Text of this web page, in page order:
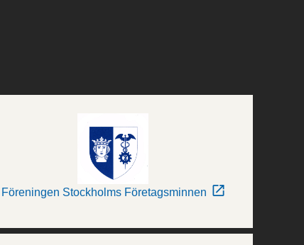
Föreningen Stockholms Företagsminnen